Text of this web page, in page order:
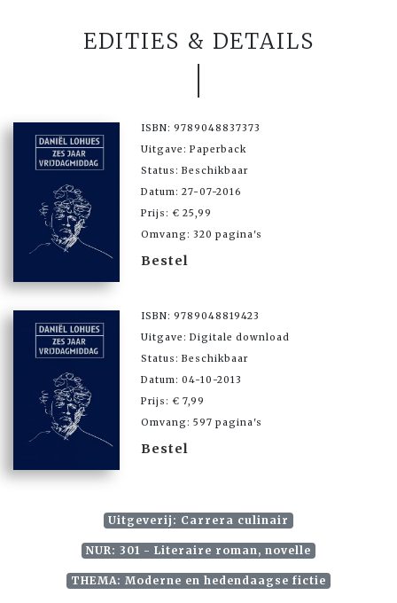
EDITIES & DETAILS
ISBN: 9789048837373
Uitgave: Paperback
Status: Beschikbaar
Datum: 27-07-2016
Prijs: € 25,99
Omvang: 320 pagina's
Bestel
ISBN: 9789048819423
Uitgave: Digitale download
Status: Beschikbaar
Datum: 04-10-2013
Prijs: € 7,99
Omvang: 597 pagina's
Bestel
Uitgeverij: Carrera culinair
NUR: 301 - Literaire roman, novelle
THEMA: Moderne en hedendaagse fictie